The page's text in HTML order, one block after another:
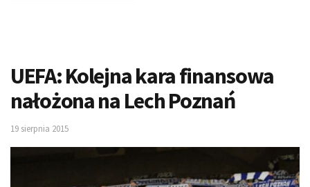
UEFA: Kolejna kara finansowa
nałożona na Lech Poznań
19 sierpnia 2015